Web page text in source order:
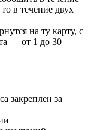
в течение двух
на ту карту, с
— от 1 до 30
закреплен за